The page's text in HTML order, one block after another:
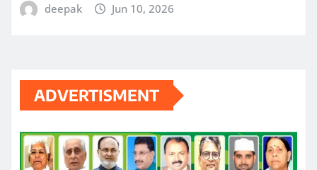
deepak Jun 10, 2026
ADVERTISMENT